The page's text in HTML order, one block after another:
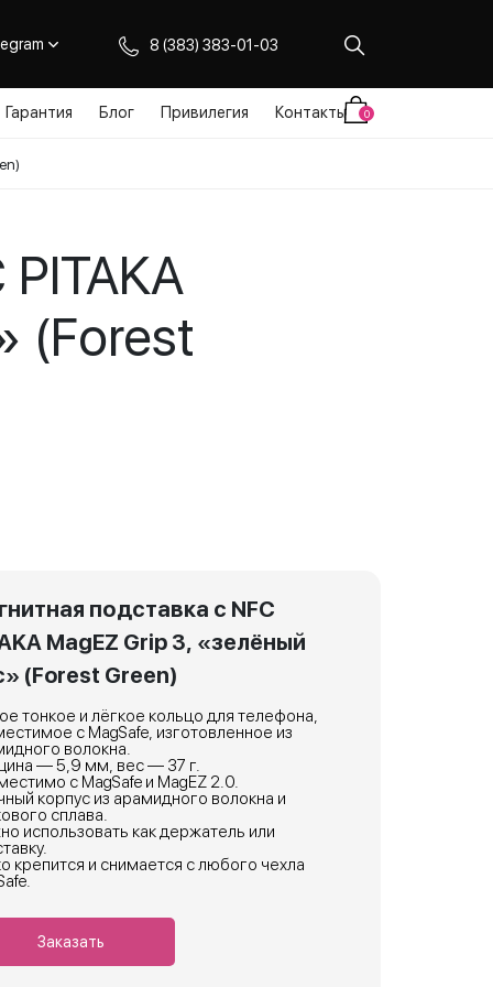
8 (383) 383-01-03
Гарантия Блог Привилегия Контакты 0
(Forest
подставка с NFC
MagEZ Grip 3, «зелёный
(Forest Green)
тонкое и лёгкое кольцо для телефона,
с MagSafe, изготовленное из
волокна.
— 5,9 мм, вес — 37 г.
с MagSafe и MagEZ 2.0.
корпус из арамидного волокна и
сплава.
использовать как держатель или
крепится и снимается с любого чехла
Заказать